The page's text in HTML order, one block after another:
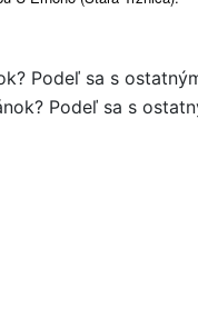
Podeľ sa s